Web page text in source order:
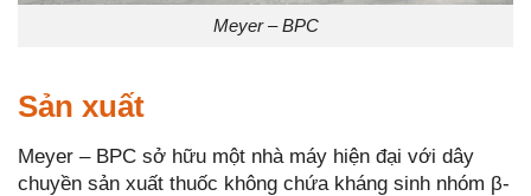
Meyer – BPC
Sản xuất
Meyer – BPC sở hữu một nhà máy hiện đại với dây
chuyền sản xuất thuốc không chứa kháng sinh nhóm β-